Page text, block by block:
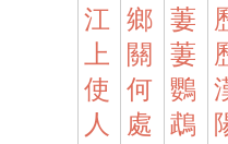
江
上
使
人
鄉
關
何
處
萋
萋
鸚
鵡